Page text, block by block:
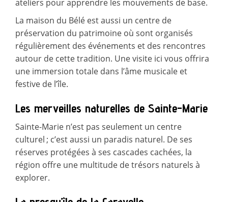
ateliers pour apprendre les mouvements de base.
La maison du Bélé est aussi un centre de
préservation du patrimoine où sont organisés
régulièrement des événements et des rencontres
autour de cette tradition. Une visite ici vous offrira
une immersion totale dans l’âme musicale et
festive de l’île.
Les merveilles naturelles de Sainte-Marie
Sainte-Marie n’est pas seulement un centre
culturel ; c’est aussi un paradis naturel. De ses
réserves protégées à ses cascades cachées, la
région offre une multitude de trésors naturels à
explorer.